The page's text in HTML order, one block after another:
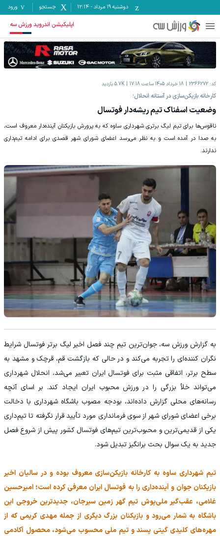
دوشنبه ۱۹ مرداد -
12:14 جستجو ورود
اپلیکیشن اندروید ورزش سه
کد: 2366272 18 خرداد 1405 ساعت 17:18 5.7K بازدید
کارخانه بازیکن‌سازی در آستانه انحلال؛
وضعیت اسفناک تیم ریشه‌دار فوتسال
ناقوس‌ها برای تیم لیگ برتری شهرداری ساوه که به پرورش بازیکنان آینده‌دار معروف است،
به صدا در آمده است و به نظر می‌رسد اعضای شورای شهر قصدی برای ادامه تیم‌داری
ندارند.
به گزارش ورزش سه، جوان‌ترین تیم چند فصل اخیر لیگ برتر فوتسال شرایط
نگران کننده‌ای را تجربه می‌کند و در حالی که بازگشت قم، قرچک و مشهد به
سطح برتر، اتفاقی مثبت برای فوتسال ایران تعبیر می‌شد، انحلال شهرداری
می‌تواند خلأ بزرگی را در ورزش محبوب ایران ایجاد کند. بر اسای آنچه
رسانه‌های محلی گزارش داده‌اند، بودجه مصوب باشگاه شهرداری با دخالت
برخی اعضای شورای شهر از سوی فرمانداری مورد تأیید قرار نگرفته تا تیم‌داری
یکی از قدیمی‌ترین و محبوب‌ترین تیم‌های فوتسال کشور پیش از شروع فصل
جدید به یک سوال بحث برانگیز تبدیل شود.
تیم شهرداری ساوه به کارخانه بازیکن‌سازی معروف بوده و در سالیان اخیر
بازیکنان جوان و آینده‌داری را به فوتسال ایران معرفی کرده است؛ امیرحسین
غلامی، عقب‌گیر ملی‌پوش تیم گهر زمین سیرجان، جدیدترین خروجی این
باشگاه به شمار می‌رود و بازیکنان بزرگ دیگری از جمله مهدی کریمی که از
مهره‌های کلیدی گیتی پسند و تیم ملی محسوب می‌شود، محصول آکادمی